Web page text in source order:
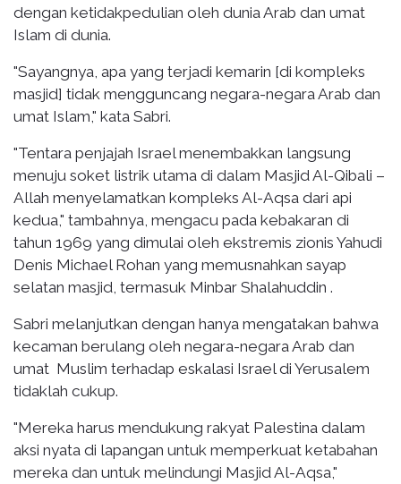
dengan ketidakpedulian oleh dunia Arab dan umat
Islam di dunia.
"Sayangnya, apa yang terjadi kemarin [di kompleks
masjid] tidak mengguncang negara-negara Arab dan
umat Islam," kata Sabri.
"Tentara penjajah Israel menembakkan langsung
menuju soket listrik utama di dalam Masjid Al-Qibali –
Allah menyelamatkan kompleks Al-Aqsa dari api
kedua," tambahnya, mengacu pada kebakaran di
tahun 1969 yang dimulai oleh ekstremis zionis Yahudi
Denis Michael Rohan yang memusnahkan sayap
selatan masjid, termasuk Minbar Shalahuddin .
Sabri melanjutkan dengan hanya mengatakan bahwa
kecaman berulang oleh negara-negara Arab dan
umat Muslim terhadap eskalasi Israel di Yerusalem
tidaklah cukup.
"Mereka harus mendukung rakyat Palestina dalam
aksi nyata di lapangan untuk memperkuat ketabahan
mereka dan untuk melindungi Masjid Al-Aqsa,"